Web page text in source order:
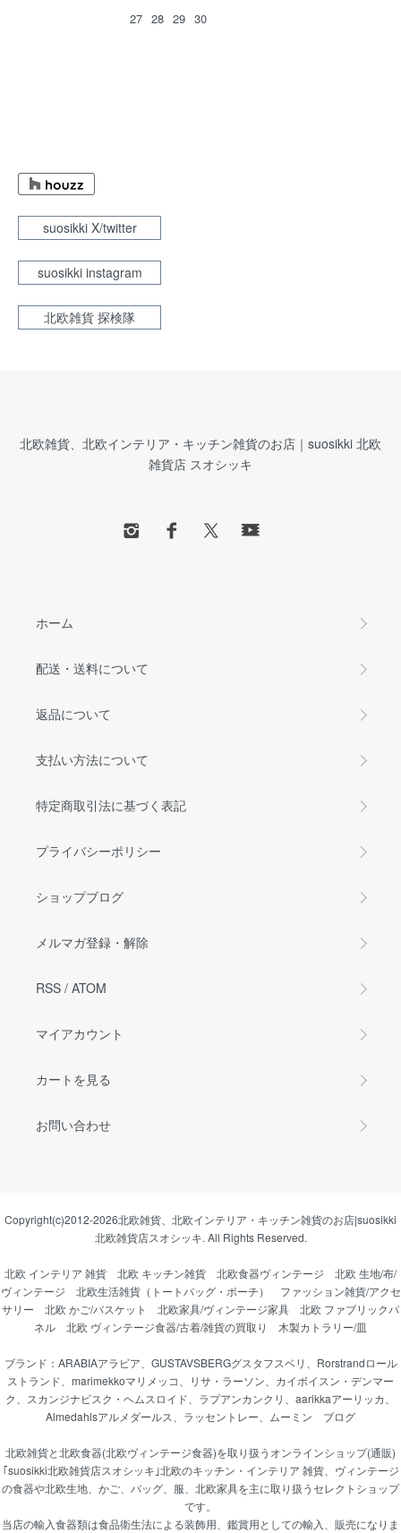
27 28 29 30
suosikki X/twitter
suosikki instagram
北欧雑貨 探検隊
北欧雑貨、北欧インテリア・キッチン雑貨のお店｜suosikki 北欧
雑貨店 スオシッキ
ホーム
配送・送料について
返品について
支払い方法について
特定商取引法に基づく表記
プライバシーポリシー
ショップブログ
メルマガ登録・解除
RSS / ATOM
マイアカウント
カートを見る
お問い合わせ
Copyright(c)2012-2026北欧雑貨、北欧インテリア・キッチン雑貨のお店|suosikki
北欧雑貨店スオシッキ. All Rights Reserved.
北欧 インテリア 雑貨 北欧 キッチン雑貨 北欧食器ヴィンテージ
北欧 生地/布/
ヴィンテージ
北欧生活雑貨（トートバッグ・ポーチ）
ファッション雑貨/アクセ
サリー
北欧 かご/バスケット 北欧家具/ヴィンテージ家具
北欧 ファブリックパ
ネル
北欧 ヴィンテージ食器/古着/雑貨の買取り 木製カトラリー/皿
ブランド： ARABIAアラビア GUSTAVSBERGグスタフスベリ
Rorstrandロール
ストランド
marimekkoマリメッコ リサ・ラーソン
カイボイスン・デンマー
ク
スカンジナビスク・ヘムスロイド ラプアンカンクリ aarikkaアーリッカ
Almedahlsアルメダールス
ラッセントレー ムーミン ブログ
北欧雑貨と北欧食器(北欧ヴィンテージ食器)を取り扱うオンラインショップ(通販)
｢suosikki北欧雑貨店スオシッキ｣北欧のキッチン・インテリア 雑貨、ヴィンテージ
の食器や北欧生地、かご、バッグ、服、北欧家具を主に取り扱うセレクトショップ
です。
当店の輸入食器類は食品衛生法による装飾用、鑑賞用としての輸入、販売になりま